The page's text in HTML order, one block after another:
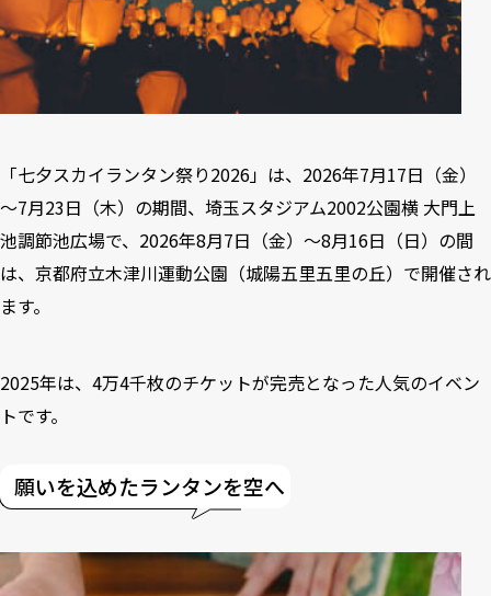
「七夕スカイランタン祭り2026」は、2026年7月17日（金）
～7月23日（木）の期間、埼玉スタジアム2002公園横 大門上
池調節池広場で、2026年8月7日（金）～8月16日（日）の間
は、京都府立木津川運動公園（城陽五里五里の丘）で開催され
ます。
2025年は、4万4千枚のチケットが完売となった人気のイベン
トです。
願いを込めたランタンを空へ